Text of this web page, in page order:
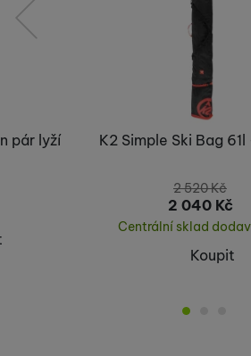
K2 Simple Ski Bag
2 520Kč
2 040 Kč
Centrální sklad
Koupit
pár lyží